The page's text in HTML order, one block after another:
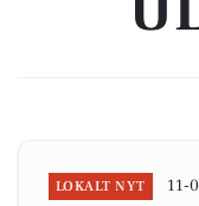
LOKALT NYT 11-